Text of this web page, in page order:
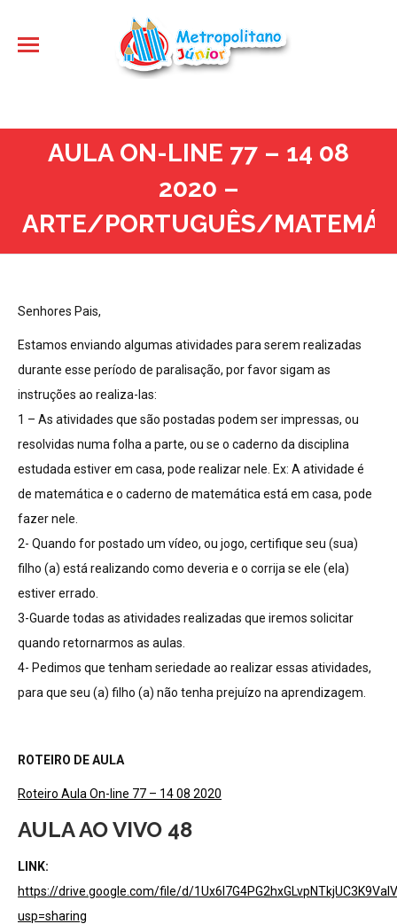
AULA ON-LINE 77 – 14 08
2020 –
ARTE/PORTUGUÊS/
Senhores Pais,
Estamos enviando algumas atividades para serem realizadas
durante esse período de paralisação, por favor sigam as
instruções ao realiza-las:
1 – As atividades que são postadas podem ser impressas, ou
resolvidas numa folha a parte, ou se o caderno da disciplina
estudada estiver em casa, pode realizar nele. Ex: A atividade é
de matemática e o caderno de matemática está em casa, pode
fazer nele.
2- Quando for postado um vídeo, ou jogo, certifique seu (sua)
filho (a) está realizando como deveria e o corrija se ele (ela)
estiver errado.
3-Guarde todas as atividades realizadas que iremos solicitar
quando retornarmos as aulas.
4- Pedimos que tenham seriedade ao realizar essas atividades,
para que seu (a) filho (a) não tenha prejuízo na aprendizagem.
ROTEIRO DE AULA
Roteiro Aula On-line 77 – 14 08 2020
AULA AO VIVO 48
LINK:
https://drive.google.com/file/d/
usp=sharing